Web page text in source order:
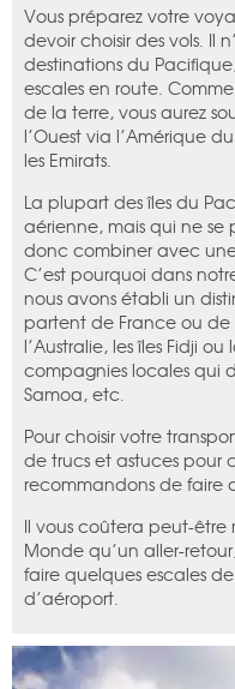
Vous préparez votre
devoir choisir des vols. Il
destinations du
escales en route.
de la terre, vous aurez
l’Ouest via l’Amérique
les Emirats.
La plupart des îles du
aérienne, mais qui ne se
donc combiner avec
C’est pourquoi dans
nous avons établi un
partent de France ou de
l’Australie, les îles Fidji
compagnies locales qui
Samoa, etc.
Pour choisir votre
de trucs et astuces pour
recommandons de faire
Il vous coûtera peut-être
Monde qu’un aller-
faire quelques escales
d’aéroport.